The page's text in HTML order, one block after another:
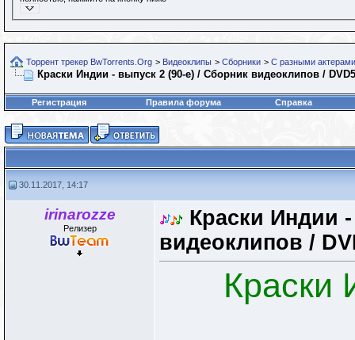
Торрент трекер BwTorrents.Org > Видеоклипы > Сборники > С разными
Краски Индии - выпуск 2 (90-е) / Сборник видеоклипов / DVD5
Регистрация Правила форума Справка
30.11.2017, 14:17
irinarozze
Релизер
Краски Индии
видеоклипов /
Краски